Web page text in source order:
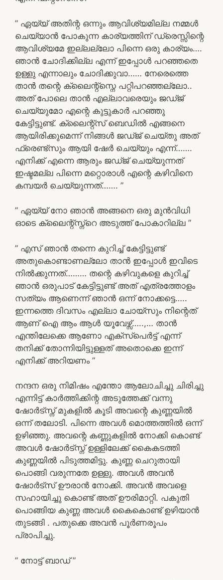
” ഏയ്യ് അതിന്റ ഒന്നും ആവിശ്യമില്ല നമ്മൾ
ചെയ്യാൻ പോകുന്ന കാര്യത്തിന് ഡ്രെസ്സിന്റെ
ആവിശ്യമേ ഇല്ലല്ലോ പിന്നെ ഒരു കാര്യം….
ഞാൻ ചോദിക്കില്ല എന്ന് ഇപ്പോൾ പറഞ്ഞതെ
ഉള്ളു എന്നാലും ചോദിക്കുവാ…… നേരെത്തെ
താൻ തന്റെ ക്ലൈന്റ്സ്നെ പറ്റിപറഞ്ഞല്ലോ..
അത്‌ പോലെ താൻ എല്ലാവരെയും ജഡ്ജ്
ചെയ്യുമോ എന്റെ കുട്ടുകാർ പറഞ്ഞു
കേട്ടിട്ടുണ്ട്. ക്ലൈന്റ്സ് ബെഡിൽ എങ്ങനെ
ആയിരിക്കുമെന്ന് നിങ്ങൾ ജഡ്ജ് ചെയ്തു അത്‌
ഫ്രെണ്ട്സും ആയി ഷേർ ചെയ്യും എന്ന്…….
എനിക്ക് എന്നെ ആരും ജഡ്ജ് ചെയ്യുന്നത്
ഇഷ്ടമല്ല പിന്നെ മറ്റൊരാൾ എന്റെ കഴിവിനെ
കമ്പയർ ചെയ്യുന്നത്……. ”
” ഏയ്യ് നോ ഞാൻ അങ്ങനെ ഒരു മുൻവിധി
ഓടെ ക്ലൈന്റ്സ്ന്റെ അടുത്ത് പോകാറില്ല ”
” എസ്‌ ഞാൻ തന്നെ കുറിച്ച് കേട്ടിട്ടുണ്ട്
അതുകൊണ്ടാണല്ലോ താൻ ഇപ്പോൾ ഇവിടെ
നിൽക്കുന്നത്……… തന്റെ കഴിവുകളെ കുറിച്ച്
ഞാൻ ഒരുപാട് കേട്ടിട്ടുണ്ട് അത്‌ എത്രത്തോളം
സത്യം ആണെന്ന് ഞാൻ ഒന്ന് നോക്കട്ടെ…..
ഇന്നത്തെ ദിവസം എല്ലാ ചോയ്സും നിന്റെത്
ആണ്‌ ഐ ആം ആൾ യൂവേഴ്സ്…..,… താൻ
എന്തിലേക്കെ ആണോ എക്സ്പെർട്ട് എന്ന്
തനിക്ക് തോന്നിയിട്ടുള്ളത് അതൊക്കെ ഇന്ന്
എനിക്ക് അറിയണം ”
നന്ദന ഒരു നിമിഷം എന്തോ ആലോചിച്ചു ചിരിച്ചു
എന്നിട്ട് കാർത്തിക്കിന്റ അടുത്തേക്ക് വന്നു
ഷോർട്സ്ന് മുകളിൽ കൂടി അവന്റെ കുണ്ണയിൽ
ഒന്ന് തലോടി. പിന്നെ അവൾ മൊത്തത്തിൽ ഒന്ന്
ഉഴിഞ്ഞു. അവന്റെ കണ്ണുകളിൽ നോക്കി കൊണ്ട്
അവൾ ഷോർട്സ്ന് ഉള്ളിലേക്ക് കൈകടത്തി
കുണ്ണയിൽ പിടുത്തമിട്ടു. കുണ്ണ ചെറുതായി
പൊങ്ങി വരുന്നതേ ഉള്ളു. അവൾ അവൻ
ഷോർട്സ് ഊരാൻ നോക്കി. അവൻ അവളെ
സഹായിച്ചു കൊണ്ട് അത്‌ ഊരിമാറ്റി. പകുതി
പൊങ്ങിയ കുണ്ണ അവൾ കൈകൊണ്ട് ഉഴിയാൻ
തുടങ്ങി . പതുക്കെ അവൻ പൂർണരൂപം
പ്രാപിച്ചു.
” നോട്ട് ബാഡ് ”